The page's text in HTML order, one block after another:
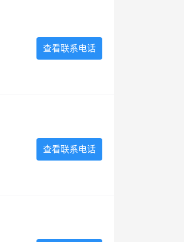
查看联系电话
查看联系电话